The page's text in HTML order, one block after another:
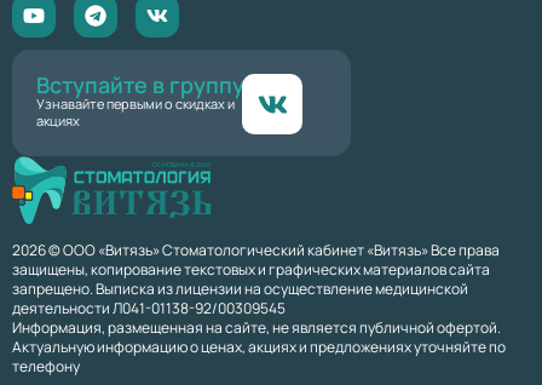
2026 © ООО «Витязь» Стоматологический кабинет «Витязь» Все права
защищены, копирование текстовых и графических материалов сайта
запрещено. Выписка из лицензии на осуществление медицинской
деятельности Л041-01138-92/00309545
Информация, размещенная на сайте, не является публичной офертой.
Актуальную информацию о ценах, акциях и предложениях уточняйте по
телефону
Вступайте в группу
Узнавайте первыми о скидках и
акциях